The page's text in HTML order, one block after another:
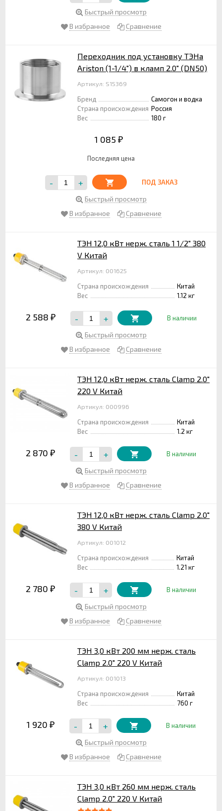
Быстрый просмотр
В избранное
Сравнение
Переходник под установку ТЭНа
Ariston (1-1/4") в кламп 2.0" (DN50)
Артикул: S15369
Бренд
Самогон и водка
Страна происхождения Россия
Вес
180 г
1 085 ₽
Последняя цена
- + ПОД ЗАКАЗ
Быстрый просмотр
В избранное
Сравнение
ТЭН 12,0 кВт нерж. сталь 1 1/2" 380
V Китай
Артикул: 001625
Страна происхождения
Китай
Вес
1.12 кг
2 588 ₽ - + В наличии
Быстрый просмотр
В избранное
Сравнение
ТЭН 12,0 кВт нерж. сталь Clamp 2.0"
220 V Китай
Артикул: 000996
Страна происхождения
Китай
Вес
1.2 кг
2 870 ₽ - + В наличии
Быстрый просмотр
В избранное
Сравнение
ТЭН 12,0 кВт нерж. сталь Clamp 2.0"
380 V Китай
Артикул: 001012
Страна происхождения
Китай
Вес
1.21 кг
2 780 ₽ - + В наличии
Быстрый просмотр
В избранное
Сравнение
ТЭН 3,0 кВт 200 мм нерж. сталь
Clamp 2.0" 220 V Китай
Артикул: 001013
Страна происхождения
Китай
Вес
760 г
1 920 ₽ - + В наличии
Быстрый просмотр
В избранное
Сравнение
ТЭН 3,0 кВт 260 мм нерж. сталь
Clamp 2.0" 220 V Китай